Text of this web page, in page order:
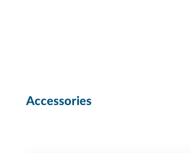
Accessories